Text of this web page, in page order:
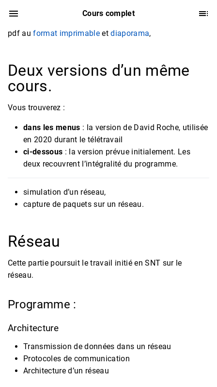
Cours complet
pdf auformat imprimableetdiaporama,
Deux versions d’un même
cours.
Vous trouverez :
dans les menus : la version de David Roche, utilisée
en 2020 durant le télétravail
ci-dessous : la version prévue initialement. Les
deux recouvrent l’intégralité du programme.
simulation d’un réseau,
capture de paquets sur un réseau.
Réseau
Cette partie poursuit le travail initié en SNT sur le
réseau.
Programme :
Architecture
Transmission de données dans un réseau
Protocoles de communication
Architecture d’un réseau